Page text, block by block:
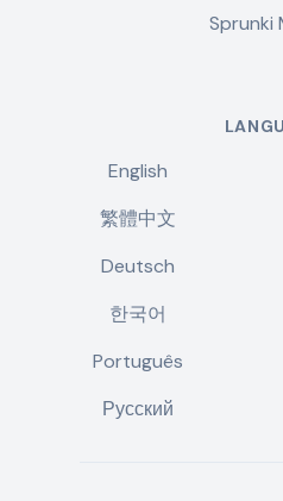
Sprunki
English
繁體中文
Deutsch
한국어
Português
Русский